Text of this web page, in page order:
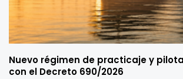
Nuevo régimen de practicaje y
con el Decreto 690/2026